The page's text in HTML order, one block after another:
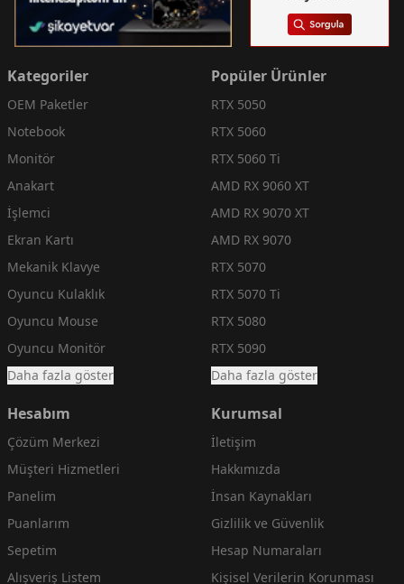
Kategoriler
OEM Paketler
Notebook
Monitör
Anakart
İşlemci
Ekran Kartı
Mekanik Klavye
Oyuncu Kulaklık
Oyuncu Mouse
Oyuncu Monitör
Daha fazla göster
Popüler Ürünler
RTX 5050
RTX 5060
RTX 5060 Ti
AMD RX 9060 XT
AMD RX 9070 XT
AMD RX 9070
RTX 5070
RTX 5070 Ti
RTX 5080
RTX 5090
Daha fazla göster
Hesabım
Çözüm Merkezi
Müşteri Hizmetleri
Panelim
Puanlarım
Sepetim
Alışveriş Listem
Kurumsal
İletişim
Hakkımızda
İnsan Kaynakları
Gizlilik ve Güvenlik
Hesap Numaraları
Kişisel Verilerin Korunması